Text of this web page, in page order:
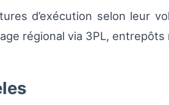
d’exécution selon leur
régional via 3PL,